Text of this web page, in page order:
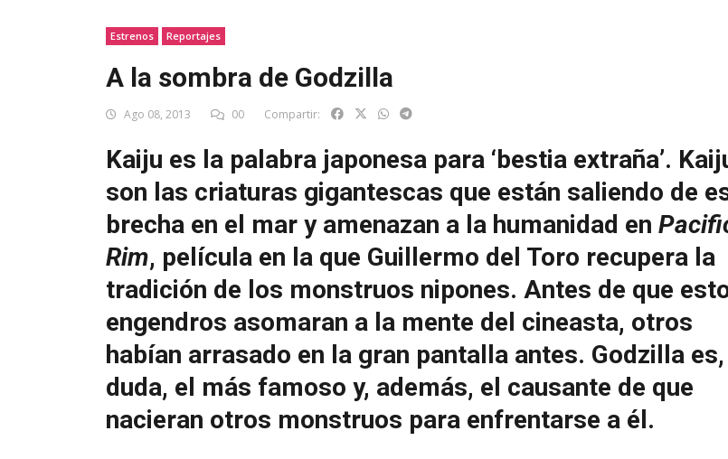
Estrenos Reportajes
A la sombra de Godzilla
Ago 08, 2013 00 Compartir:
Kaiju es la palabra japonesa para ‘bestia extraña’.
son las criaturas gigantescas que están saliendo de
brecha en el mar y amenazan a la humanidad en
Rim, película en la que Guillermo del Toro recupera la
tradición de los monstruos nipones. Antes de que
engendros asomaran a la mente del cineasta, otros
habían arrasado en la gran pantalla antes. Godzilla
duda, el más famoso y, además, el causante de que
nacieran otros monstruos para enfrentarse a él.